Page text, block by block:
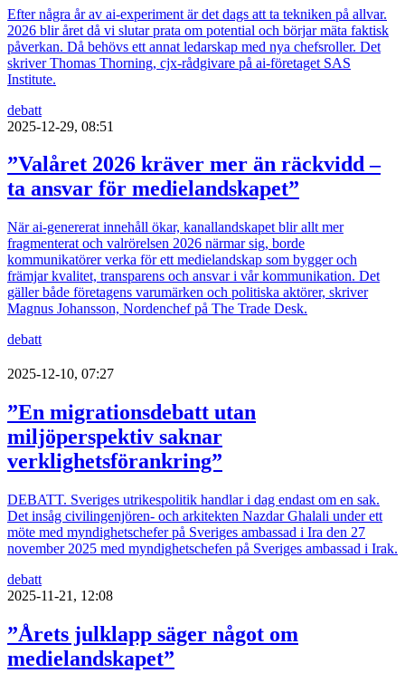
Efter några år av ai-experiment är det dags att ta tekniken på allvar.
2026 blir året då vi slutar prata om potential och börjar mäta faktisk
påverkan. Då behövs ett annat ledarskap med nya chefsroller. Det
skriver Thomas Thorning, cjx-rådgivare på ai-företaget SAS
Institute.
debatt
2025-12-29, 08:51
”Valåret 2026 kräver mer än räckvidd –
ta ansvar för medielandskapet”
När ai-genererat innehåll ökar, kanallandskapet blir allt mer
fragmenterat och valrörelsen 2026 närmar sig, borde
kommunikatörer verka för ett medielandskap som bygger och
främjar kvalitet, transparens och ansvar i vår kommunikation. Det
gäller både företagens varumärken och politiska aktörer, skriver
Magnus Johansson, Nordenchef på The Trade Desk.
debatt
2025-12-10, 07:27
”En migrationsdebatt utan
miljöperspektiv saknar
verklighetsförankring”
DEBATT. Sveriges utrikespolitik handlar i dag endast om en sak.
Det insåg civilingenjören- och arkitekten Nazdar Ghalali under ett
möte med myndighetschefer på Sveriges ambassad i Ira den 27
november 2025 med myndighetschefen på Sveriges ambassad i Irak.
debatt
2025-11-21, 12:08
”Årets julklapp säger något om
medielandskapet”